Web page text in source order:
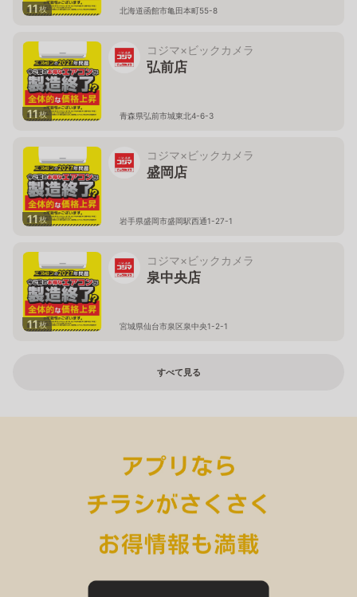
11枚 北海道函館市亀田本町55-8
11枚
コジマ×ビックカメラ
弘前店
青森県弘前市城東北4-6-3
11枚
コジマ×ビックカメラ
盛岡店
岩手県盛岡市盛岡駅西通1-27-1
11枚
コジマ×ビックカメラ
泉中央店
宮城県仙台市泉区泉中央1-2-1
すべて見る